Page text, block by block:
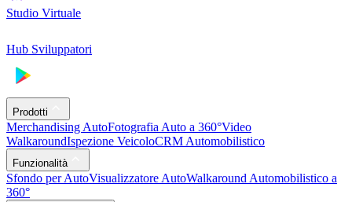
Studio Virtuale
Hub Sviluppatori
Prodotti
Merchandising AutoFotografia Auto a 360°Video
WalkaroundIspezione VeicoloCRM Automobilistico
Funzionalità
Sfondo per AutoVisualizzatore AutoWalkaround Automobilistico a
360°